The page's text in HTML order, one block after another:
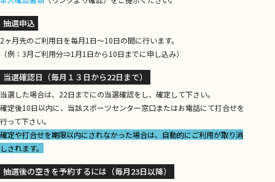
抽選申込
2ヶ月先のご利用日を毎月1日～10日の間に行います。
（例：3月ご利用分⇒1月1日から10日までに申し込み）
当選確認日（毎月１３日から22日まで）
当選した場合は、22日までにの当選確認をし、確定して下さい。
確定後10日以内に、当該スポーツセンター窓口またはお電話にて打合せを
行って下さい。
確定や打合せを期限以内にされなかった場合は、自動的にご利用が取り消
しされます。
抽選後の空きを予約するには（毎月23日以降）